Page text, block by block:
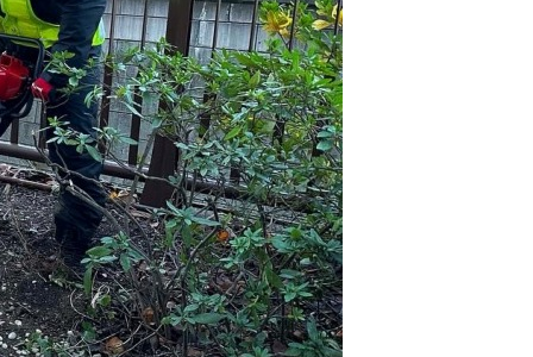
ランドスケープコンサルティング部門